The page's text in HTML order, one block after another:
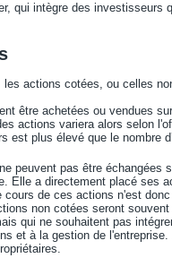
qui intègre des investisseurs
les actions cotées, ou celles
être achetées ou vendues
actions variera alors selon
est plus élevé que le nombre
peuvent pas être échangées
Elle a directement placé ses
cours de ces actions n'est
non cotées seront
qui ne souhaitent pas
et à la gestion de